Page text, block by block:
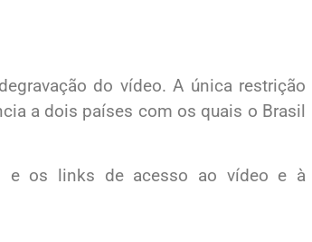
do vídeo. A única restrição
a dois países com os quais o Brasil
e os links de acesso ao vídeo e à